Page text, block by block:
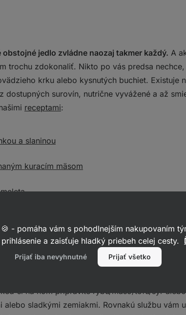
jedlo zvládne naozaj takmer každý. A
trochu zdokonaliť. Nikto po vás predsa
krku alebo kysnutých buchiet. Existuje
dostupných surovín, nutrične vyvážené a až
receptami:
a slaninou
kuracím mäsom
kuchyňu
že vám príde zbytočné kvôli jedlu, ktoré zjete
v kuchyni. Iste, niektoré recepty
ale predsa môžete držať ďalej, alebo nie?
si na ňom pripravíte rybu/mäso/tofu/syr
alebo sladkými zemiakmi. Rovnakú službu vám
- pomáha vám s pohodlnejším nakupovaním
a zaisťuje hladký priebeh celej cesty.
Prijať iba nevyhnutné Prijať všetko